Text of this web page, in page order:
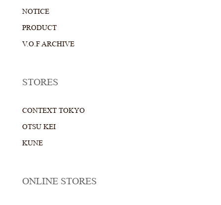
NOTICE
PRODUCT
V.O.F ARCHIVE
STORES
CONTEXT TOKYO
OTSU KEI
KUNE
ONLINE STORES